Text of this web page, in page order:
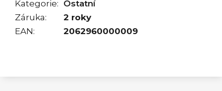
Kategorie: Ostatní
Záruka:
2 roky
EAN: 2062960000009